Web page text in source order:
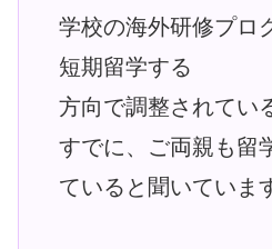
学校の海外研修プロ
短期留学する
方向で調整されてい
すでに、ご両親も留
ていると聞いていま